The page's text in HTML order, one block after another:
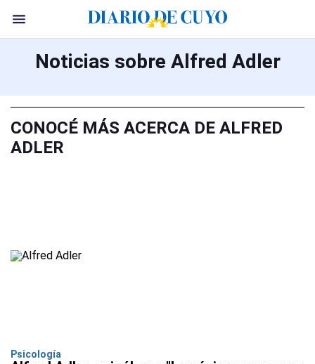
Noticias sobre Alfred Adler
CONOCÉ MÁS ACERCA DE ALFRED
ADLER
Psicología